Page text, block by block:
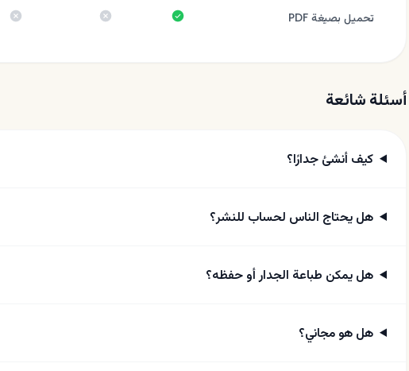
تحميل بصيغة PDF
أسئلة شائعة
كيف أنشئ جدارًا؟
هل يحتاج الناس لحساب للنشر؟
هل يمكن طباعة الجدار أو حفظه؟
هل هو مجاني؟